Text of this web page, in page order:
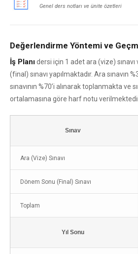
Genel ders notları ve ünite özetleri
Değerlendirme Yöntemi ve
İş Planıdersi için 1 adet ara (vize)
(final) sınavı yapılmaktadır. Ara sınavın
sınavının %70’i alınarak toplanmakta ve
ortalamasına göre harf notu
Sınav
Ara (Vize) Sınavı
Dönem Sonu (Final) Sınavı
Toplam
Yıl Sonu